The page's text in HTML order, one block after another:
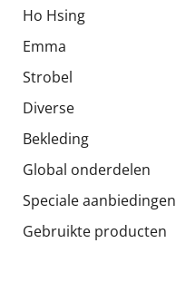
Ho Hsing
Emma
Strobel
Diverse
Bekleding
Global onderdelen
Speciale aanbiedingen
Gebruikte producten